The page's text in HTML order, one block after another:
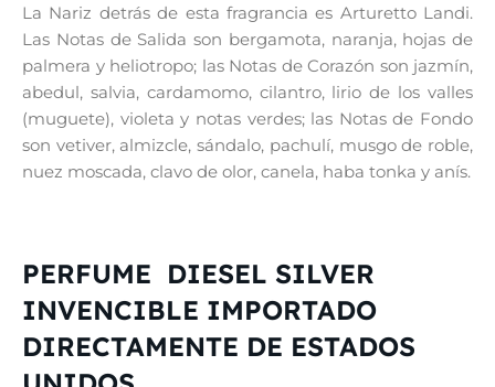
La Nariz detrás de esta fragrancia es Arturetto Landi.
Las Notas de Salida son bergamota, naranja, hojas de
palmera y heliotropo; las Notas de Corazón son jazmín,
abedul, salvia, cardamomo, cilantro, lirio de los valles
(muguete), violeta y notas verdes; las Notas de Fondo
son vetiver, almizcle, sándalo, pachulí, musgo de roble,
nuez moscada, clavo de olor, canela, haba tonka y anís.
PERFUME DIESEL SILVER
INVENCIBLE IMPORTADO
DIRECTAMENTE DE ESTADOS